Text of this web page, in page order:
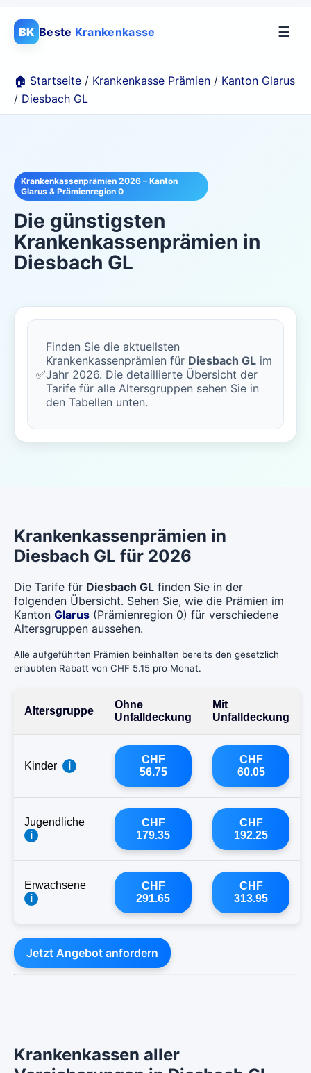
BK Beste Krankenkasse ☰
🏠 Startseite / Krankenkasse Prämien / Kanton Glarus
/ Diesbach GL
Krankenkassenprämien 2026 – Kanton
Glarus & Prämienregion 0
Die günstigsten
Krankenkassenprämien in
Diesbach GL
✅
Finden Sie die aktuellsten
Krankenkassenprämien für Diesbach GL im
Jahr 2026. Die detaillierte Übersicht der
Tarife für alle Altersgruppen sehen Sie in
den Tabellen unten.
Krankenkassenprämien in
Diesbach GL für 2026
Die Tarife für Diesbach GL finden Sie in der
folgenden Übersicht. Sehen Sie, wie die Prämien im
Kanton Glarus (Prämienregion 0) für verschiedene
Altersgruppen aussehen.
Alle aufgeführten Prämien beinhalten bereits den gesetzlich
erlaubten Rabatt von CHF 5.15 pro Monat.
Altersgruppe
Ohne
Unfalldeckung
Mit
Unfalldeckung
Kinder i
CHF
56.75
CHF
60.05
Jugendliche
i
CHF
179.35
CHF
192.25
Erwachsene
i
CHF
291.65
CHF
313.95
Jetzt Angebot anfordern
Krankenkassen aller